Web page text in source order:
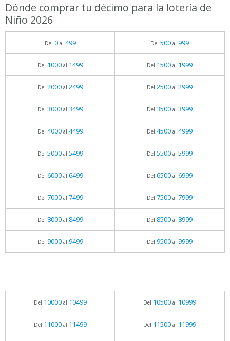
Dónde comprar tu décimo para la lotería de
Niño 2026
Del 0al 499 Del 500al 999
Del 1000al 1499 Del 1500al 1999
Del 2000al 2499 Del 2500al 2999
Del 3000al 3499 Del 3500al 3999
Del 4000al 4499 Del 4500al 4999
Del 5000al 5499 Del 5500al 5999
Del 6000al 6499 Del 6500al 6999
Del 7000al 7499 Del 7500al 7999
Del 8000al 8499 Del 8500al 8999
Del 9000al 9499 Del 9500al 9999
Del 10000al 10499 Del 10500al 10999
Del 11000al 11499 Del 11500al 11999